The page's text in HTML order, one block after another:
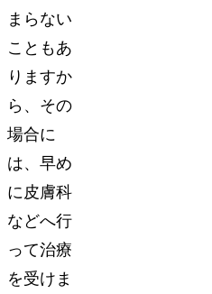
まらない
こともあ
りますか
ら、その
場合に
は、早め
に皮膚科
などへ行
って治療
を受けま